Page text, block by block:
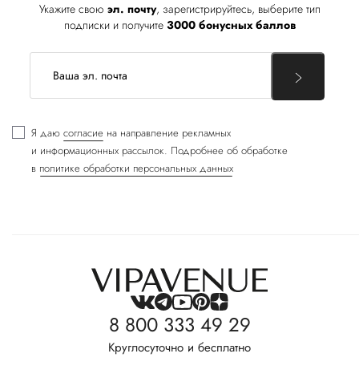
Укажите свою эл. почту, зарегистрируйтесь, выберите тип
подписки и получите 3000 бонусных баллов
Я даю согласие на направление рекламных
и информационных рассылок. Подробнее об обработке
в политике обработки персональных данных
8 800 333 49 29
Круглосуточно и бесплатно